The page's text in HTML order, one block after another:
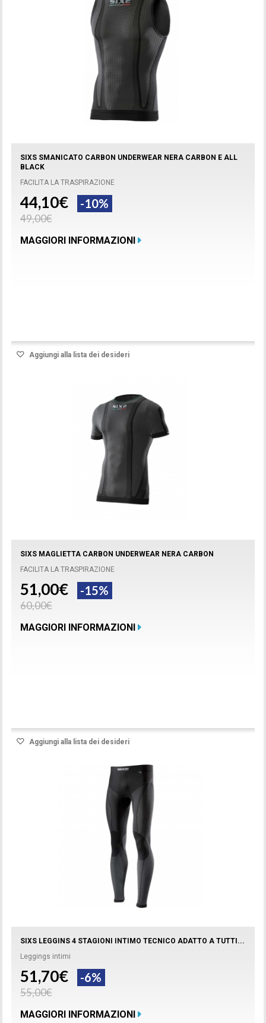
SIXS SMANICATO CARBON UNDERWEAR NERA CARBON E ALL
BLACK
FACILITA LA TRASPIRAZIONE
44,10€ -10%
49,00€
MAGGIORI INFORMAZIONI
Aggiungi alla lista dei desideri
SIXS MAGLIETTA CARBON UNDERWEAR NERA CARBON
FACILITA LA TRASPIRAZIONE
51,00€ -15%
60,00€
MAGGIORI INFORMAZIONI
Aggiungi alla lista dei desideri
SIXS LEGGINS 4 STAGIONI INTIMO TECNICO ADATTO A TUTTI...
Leggings intimi
51,70€ -6%
55,00€
MAGGIORI INFORMAZIONI